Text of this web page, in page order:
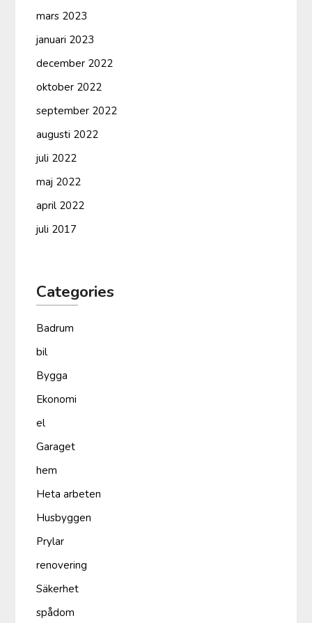
mars 2023
januari 2023
december 2022
oktober 2022
september 2022
augusti 2022
juli 2022
maj 2022
april 2022
juli 2017
Categories
Badrum
bil
Bygga
Ekonomi
el
Garaget
hem
Heta arbeten
Husbyggen
Prylar
renovering
Säkerhet
spådom